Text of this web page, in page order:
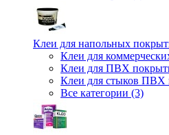
Клеи для напольных
Клеи для
Клеи для ПВХ
Клеи для стыков ПВХ
Все категории (3)